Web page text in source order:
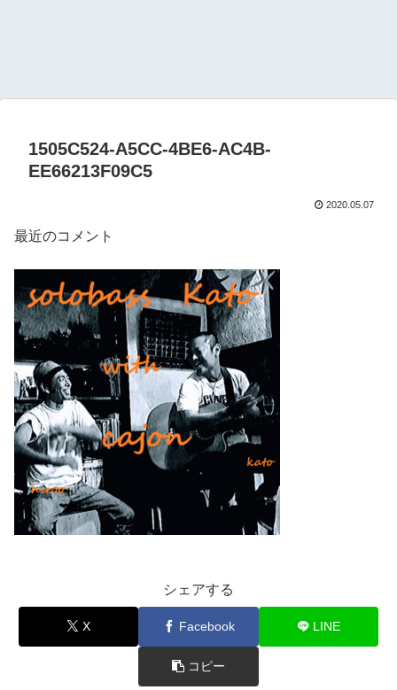
1505C524-A5CC-4BE6-AC4B-
EE66213F09C5
2020.05.07
最近のコメント
シェアする
X Facebook LINE
コピー